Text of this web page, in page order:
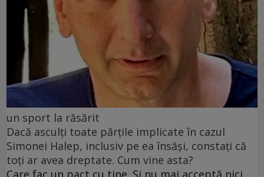
un sport la răsărit
Dacă asculți toate părțile implicate în cazul
Simonei Halep, inclusiv pe ea însăși, constați că
toți ar avea dreptate. Cum vine asta?
Care fac un pact cu tine. Și nu mai acceptă nici